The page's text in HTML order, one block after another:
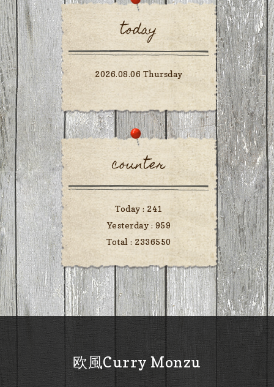
today
2026.08.06 Thursday
counter
Today : 241
Yesterday : 959
Total : 2336550
欧風Curry Monzu